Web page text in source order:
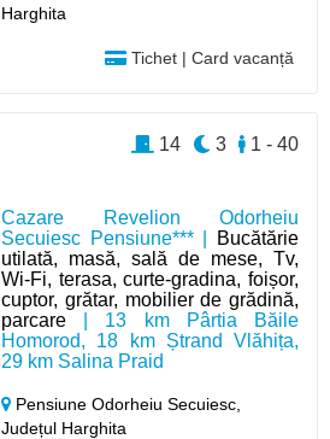
Harghita
Tichet | Card vacanță
Cazare Revelion Odorheiu
Secuiesc Pensiune*** |
Bucătărie
utilată, masă, sală de mese, Tv,
Wi-Fi, terasa, curte-gradina, foișor,
cuptor, grătar, mobilier de grădină,
parcare | 13 km Pârtia Băile
Homorod, 18 km Ștrand Vlăhița,
29 km Salina Praid
Pensiune Odorheiu Secuiesc,
Județul Harghita
1 - 40
3
14